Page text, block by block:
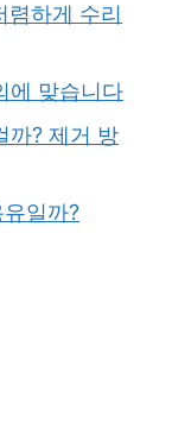
렴하게 수리
에 맞습니다
까? 제거 방
일까?